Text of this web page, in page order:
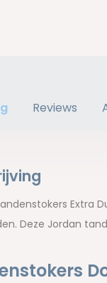
Reviews
Deze Jordan